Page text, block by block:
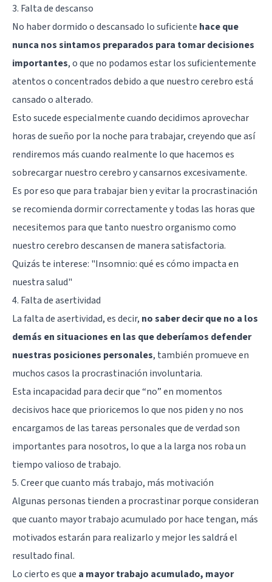
3. Falta de descanso
No haber dormido o descansado lo suficiente hace que
nunca nos sintamos preparados para tomar decisiones
importantes, o que no podamos estar los suficientemente
atentos o concentrados debido a que nuestro cerebro está
cansado o alterado.
Esto sucede especialmente cuando decidimos aprovechar
horas de sueño por la noche para trabajar, creyendo que así
rendiremos más cuando realmente lo que hacemos es
sobrecargar nuestro cerebro y cansarnos excesivamente.
Es por eso que para trabajar bien y evitar la procrastinación
se recomienda dormir correctamente y todas las horas que
necesitemos para que tanto nuestro organismo como
nuestro cerebro descansen de manera satisfactoria.
Quizás te interese: "Insomnio: qué es cómo impacta en
nuestra salud"
4. Falta de asertividad
La falta de asertividad, es decir, no saber decir que no a los
demás en situaciones en las que deberíamos defender
nuestras posiciones personales, también promueve en
muchos casos la procrastinación involuntaria.
Esta incapacidad para decir que “no” en momentos
decisivos hace que prioricemos lo que nos piden y no nos
encargamos de las tareas personales que de verdad son
importantes para nosotros, lo que a la larga nos roba un
tiempo valioso de trabajo.
5. Creer que cuanto más trabajo, más motivación
Algunas personas tienden a procrastinar porque consideran
que cuanto mayor trabajo acumulado por hace tengan, más
motivados estarán para realizarlo y mejor les saldrá el
resultado final.
Lo cierto es que a mayor trabajo acumulado, mayor